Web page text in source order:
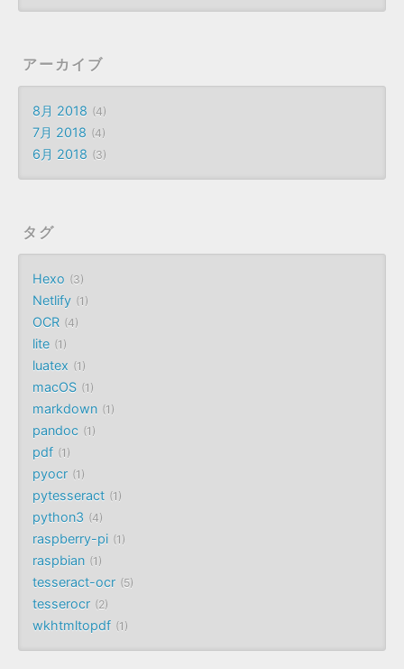
アーカイブ
8月 2018 4
7月 2018 4
6月 2018 3
タグ
Hexo 3
Netlify 1
OCR 4
lite 1
luatex 1
macOS 1
markdown 1
pandoc 1
pdf 1
pyocr 1
pytesseract 1
python3 4
raspberry-pi 1
raspbian 1
tesseract-ocr 5
tesserocr 2
wkhtmltopdf 1